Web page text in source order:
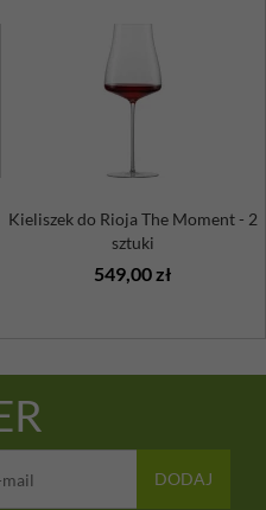
Kieliszek do Rioja The Moment - 2
sztuki
549,00 zł
DODAJ